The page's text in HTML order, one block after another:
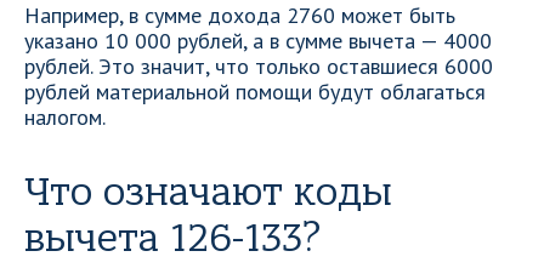
Например, в сумме дохода 2760 может быть
указано 10 000 рублей, а в сумме вычета — 4000
рублей. Это значит, что только оставшиеся 6000
рублей материальной помощи будут облагаться
налогом.
Что означают коды
вычета 126-133?